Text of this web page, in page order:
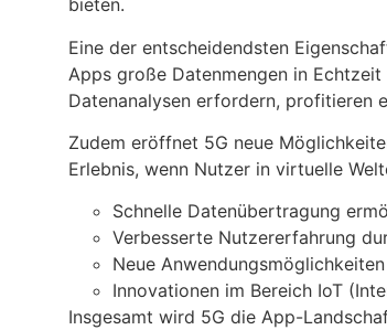
bieten.
Eine der entscheidendsten
Apps große Datenmengen in
Datenanalysen erfordern, profitieren
Zudem eröffnet 5G neue
Erlebnis, wenn Nutzer in virtuelle
Schnelle Datenübertragung
Verbesserte Nutzererfahrung
Neue
Innovationen im Bereich IoT
Insgesamt wird 5G die App-